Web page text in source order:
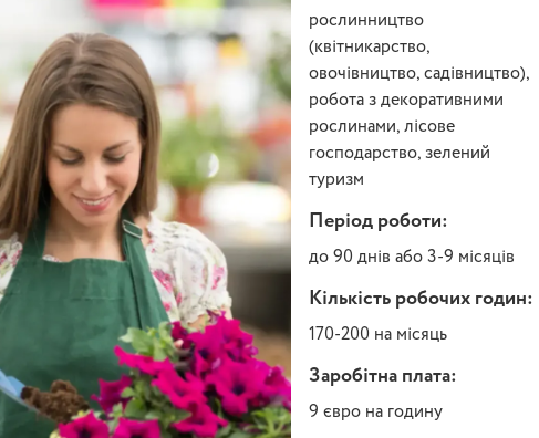
рослинництво
(квітникарство,
овочівництво, садівництво),
робота з декоративними
рослинами, лісове
господарство, зелений
туризм
Період роботи:
до 90 днів або 3-9 місяців
Кількість робочих годин:
170-200 на місяць
Заробітна плата:
9 євро на годину